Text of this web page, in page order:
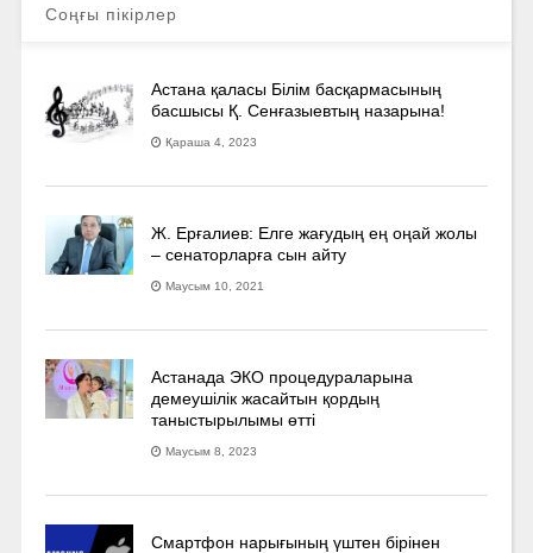
Соңғы пікірлер
Астана қаласы Білім басқармасының
басшысы Қ. Сенғазыевтың назарына!
Қараша 4, 2023
Ж. Ерғалиев: Елге жағудың ең оңай жолы
– сенаторларға сын айту
Маусым 10, 2021
Астанада ЭКО процедураларына
демеушілік жасайтын қордың
таныстырылымы өтті
Маусым 8, 2023
Смартфон нарығының үштен бірінен